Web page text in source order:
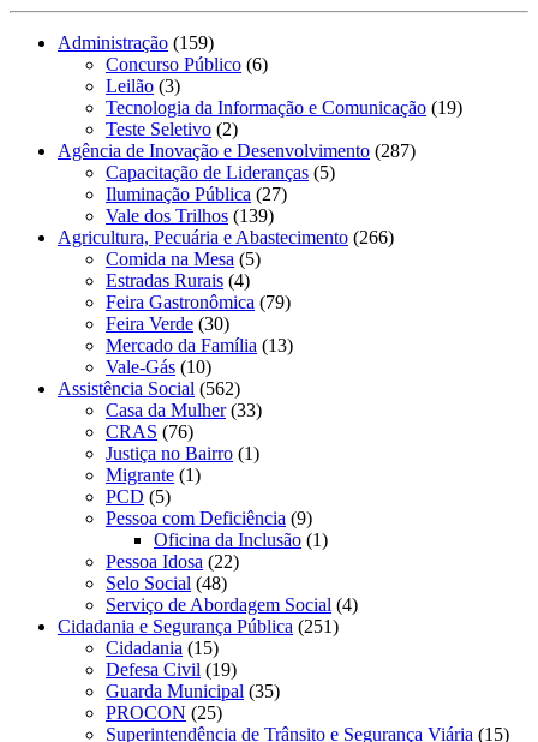
Administração (159)
Concurso Público (6)
Leilão (3)
Tecnologia da Informação e Comunicação (19)
Teste Seletivo (2)
Agência de Inovação e Desenvolvimento (287)
Capacitação de Lideranças (5)
Iluminação Pública (27)
Vale dos Trilhos (139)
Agricultura, Pecuária e Abastecimento (266)
Comida na Mesa (5)
Estradas Rurais (4)
Feira Gastronômica (79)
Feira Verde (30)
Mercado da Família (13)
Vale-Gás (10)
Assistência Social (562)
Casa da Mulher(33)
CRAS (76)
Justiça no Bairro (1)
Migrante (1)
PCD (5)
Pessoa com Deficiência (9)
Oficina da Inclusão (1)
Pessoa Idosa (22)
Selo Social (48)
Serviço de Abordagem Social (4)
Cidadania e Segurança Pública (251)
Cidadania (15)
Defesa Civil (19)
Guarda Municipal (35)
PROCON (25)
Superintendência de Trânsito e Segurança Viária (15)